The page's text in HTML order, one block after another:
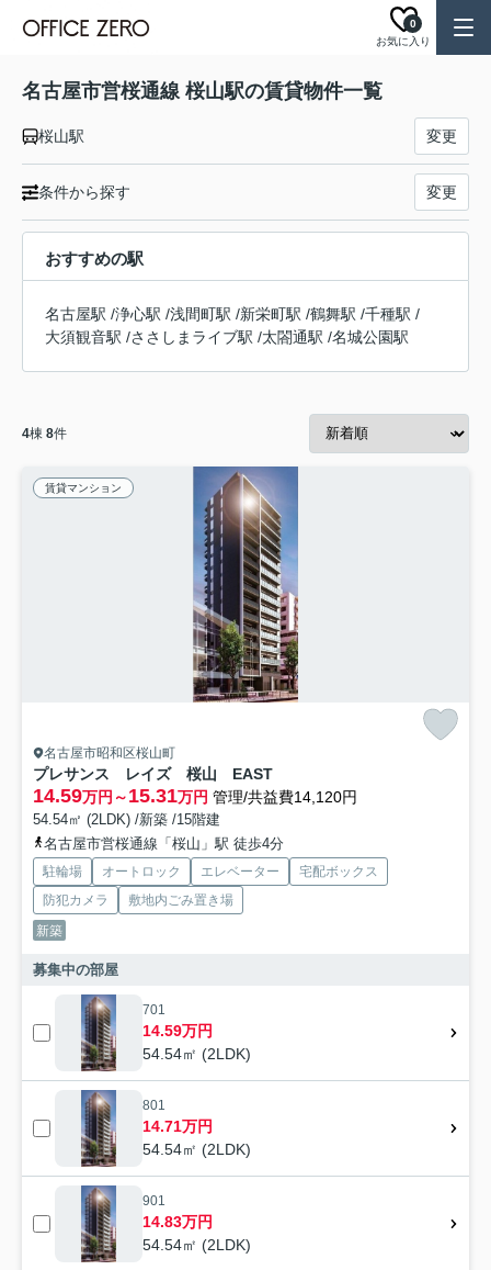
お気に入り
0
名古屋市営桜通線 桜山駅の賃貸物件一覧
桜山駅 変更
条件から探す 変更
おすすめの駅
名古屋駅 /浄心駅 /浅間町駅 /新栄町駅 /鶴舞駅 /千種駅 /
大須観音駅 /ささしまライブ駅 /太閤通駅 /名城公園駅
4棟 8件
賃貸マンション
名古屋市昭和区桜山町
プレサンス レイズ 桜山 EAST
14.59万円～15.31万円 管理/共益費14,120円
54.54㎡ (2LDK) /新築 /15階建
名古屋市営桜通線「桜山」駅 徒歩4分
駐輪場 オートロック エレベーター
宅配ボックス
防犯カメラ
敷地内ごみ置き場
新築
募集中の部屋
701
14.59万円
54.54㎡ (2LDK)
801
14.71万円
54.54㎡ (2LDK)
901
14.83万円
54.54㎡ (2LDK)